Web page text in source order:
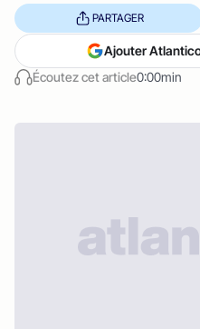
Écoutez cet article0:00min
PARTAGER
Ajouter